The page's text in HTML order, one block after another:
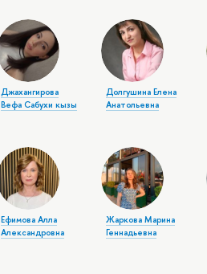
Джахангирова
Вефа Сабухи кызы
Долгушина Елена
Анатольевна
Ефимова Алла
Александровна
Жаркова Марина
Геннадьевна